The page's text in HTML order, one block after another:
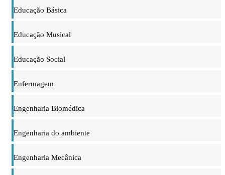
Educação Básica
Educação Musical
Educação Social
Enfermagem
Engenharia Biomédica
Engenharia do ambiente
Engenharia Mecânica